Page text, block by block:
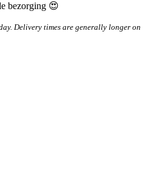
bezorging 😍
Delivery times are generally longer on